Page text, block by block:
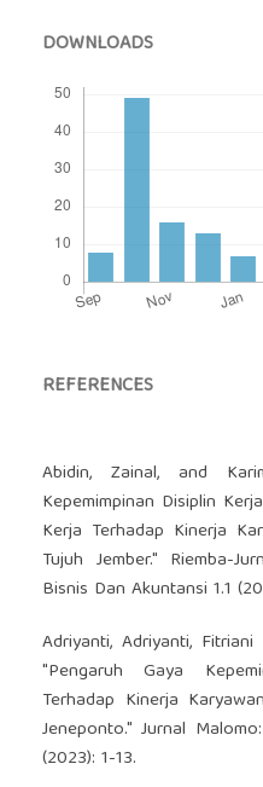
DOWNLOADS
REFERENCES
Abidin, Zainal, and
Kepemimpinan Disiplin
Kerja Terhadap Kinerja
Tujuh Jember." Riemba-
Bisnis Dan Akuntansi 1.1
Adriyanti, Adriyanti,
"Pengaruh Gaya
Terhadap Kinerja
Jeneponto." Jurnal
(2023): 1-13.